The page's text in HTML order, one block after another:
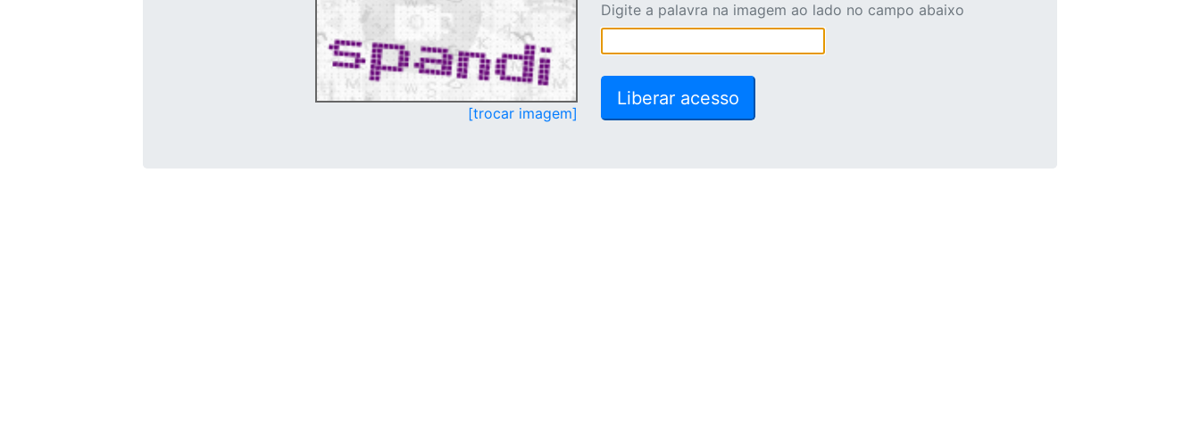
[trocar imagem]
Digite a palavra na imagem ao lado no campo abaixo